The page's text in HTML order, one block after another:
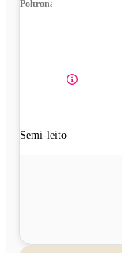
Poltrona
Semi-leito